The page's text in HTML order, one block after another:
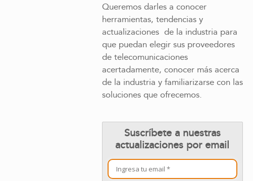
Queremos darles a conocer
herramientas, tendencias y
actualizaciones de la industria para
que puedan elegir sus proveedores
de telecomunicaciones
acertadamente, conocer más acerca
de la industria y familiarizarse con las
soluciones que ofrecemos.
Suscríbete a nuestras
actualizaciones por email